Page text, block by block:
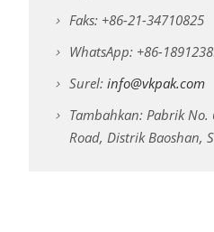
Faks: +86-21-34710825
WhatsApp: +86-
Surel: info@vkpak.com
Tambahkan: Pabrik No.
Road, Distrik Baoshan,